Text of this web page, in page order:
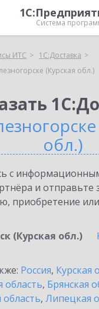
Система
ИТС
1С:Доставка
(Курская обл.)
обл.)
с
и отправьте
приобретение
(Курская обл.)
Россия, Курская
область, Брянская
, Липецкая